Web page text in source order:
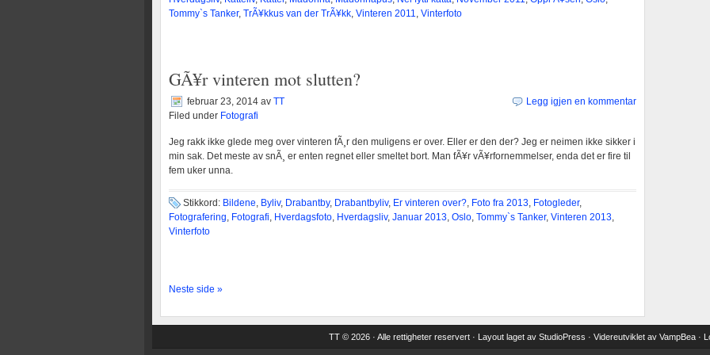
Tommy`s Tanker, TrÃ¥kkus van der TrÃ¥kk, Vinteren 2011, Vinterfoto
GÃ¥r vinteren mot slutten?
februar 23, 2014 av TT
Filed under Fotografi
Legg igjen en kommentar
Jeg rakk ikke glede meg over vinteren fÃ¸r den muligens er over. Eller er den der? Jeg er neimen ikke sikker i
min sak. Det meste av snÃ¸ er enten regnet eller smeltet bort. Man fÃ¥r vÃ¥rfornemmelser, enda det er fire til
fem uker unna.
Stikkord: Bildene, Byliv, Drabantby, Drabantbyliv, Er vinteren over?, Foto fra 2013, Fotogleder,
Fotografering, Fotografi, Hverdagsfoto, Hverdagsliv, Januar 2013, Oslo, Tommy`s Tanker, Vinteren 2013,
Vinterfoto
Neste side »
TT © 2026 · Alle rettigheter reservert · Layout laget av StudioPress · Videreutviklet av VampBea ·